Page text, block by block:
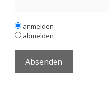
anmelden
abmelden